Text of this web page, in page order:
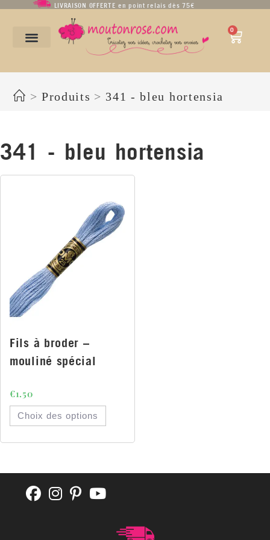
LIVRAISON OFFERTE en point relais dès 75€
0
> Produits > 341 - bleu hortensia
341 - bleu hortensia
Fils à broder –
mouliné spécial
€1.50
Choix des options